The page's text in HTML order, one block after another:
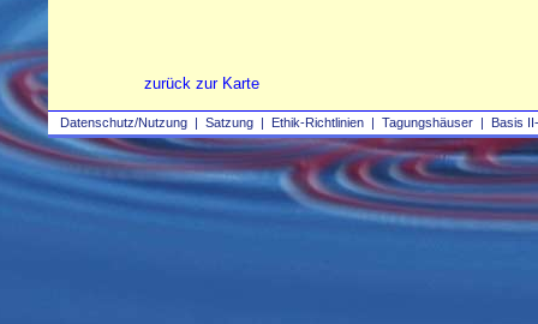
Datenschutz/Nutzung | Satzung | Ethik-Richtlinien | Tagungshäuser | Basis
zurück zur Karte